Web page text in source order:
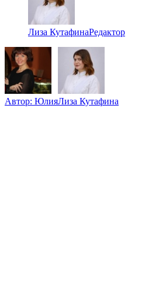
Лиза КутафинаРедактор
Автор: ЮлияЛиза Кутафина